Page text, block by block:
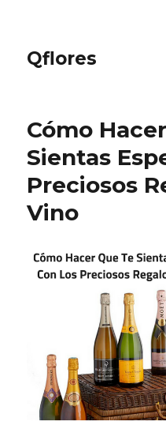
Qflores
Cómo
Sientas
Preciosos
Vino